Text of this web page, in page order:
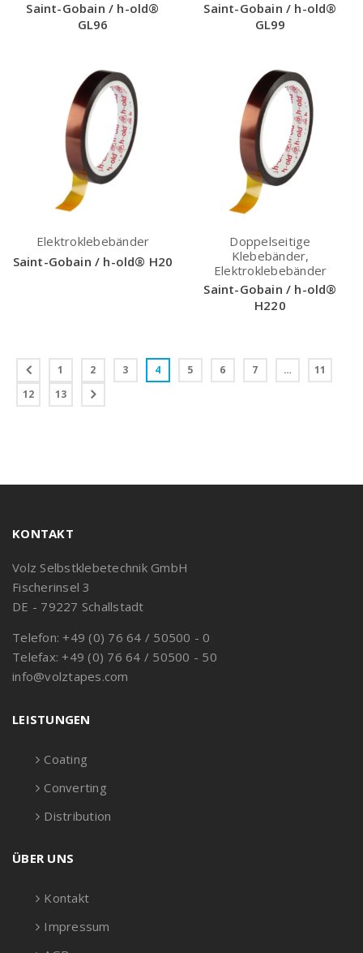
Saint-Gobain / h-old®
GL96
Saint-Gobain / h-old®
GL99
Elektroklebebänder
Saint-Gobain / h-old® H20
Doppelseitige
Klebebänder,
Elektroklebebänder
Saint-Gobain / h-old®
H220
1 2 3 4 5 6 7 …
11
12
13
KONTAKT
Volz Selbstklebetechnik GmbH
Fischerinsel 3
DE - 79227 Schallstadt
Telefon: +49 (0) 76 64 / 50500 - 0
Telefax: +49 (0) 76 64 / 50500 - 50
info@volztapes.com
LEISTUNGEN
Coating
Converting
Distribution
ÜBER UNS
Kontakt
Impressum